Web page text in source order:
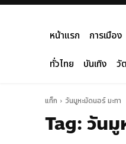
หน้าแรก การเมือง
ทั่วไทย
บันเทิง วั
แท็ก วันมูหะมัดนอร์ มะทา
Tag:วันมู